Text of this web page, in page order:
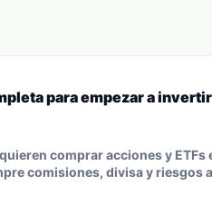
para empezar a invertir
comprar acciones y ETFs
comisiones, divisa y riesgos